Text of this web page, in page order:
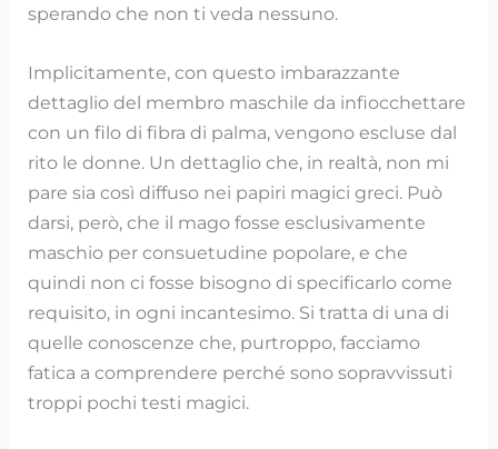
sperando che non ti veda nessuno.
Implicitamente, con questo imbarazzante
dettaglio del membro maschile da infiocchettare
con un filo di fibra di palma, vengono escluse dal
rito le donne. Un dettaglio che, in realtà, non mi
pare sia così diffuso nei papiri magici greci. Può
darsi, però, che il mago fosse esclusivamente
maschio per consuetudine popolare, e che
quindi non ci fosse bisogno di specificarlo come
requisito, in ogni incantesimo. Si tratta di una di
quelle conoscenze che, purtroppo, facciamo
fatica a comprendere perché sono sopravvissuti
troppi pochi testi magici.